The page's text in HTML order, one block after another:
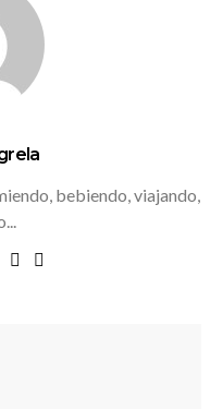
bebiendo, viajando,